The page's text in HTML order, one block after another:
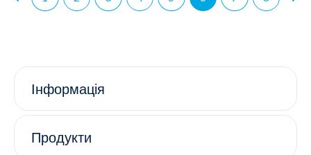
Інформація
Продукти